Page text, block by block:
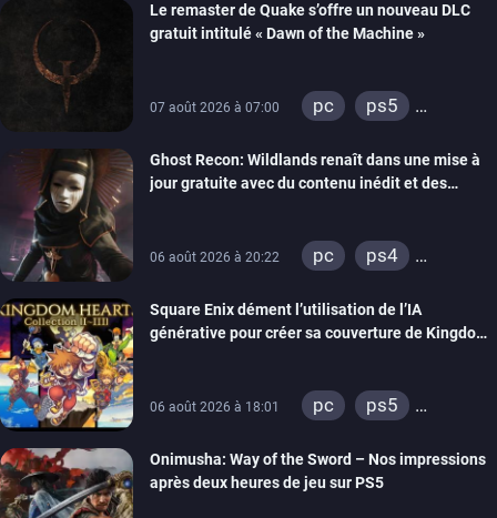
Le remaster de Quake s’offre un nouveau DLC
gratuit intitulé « Dawn of the Machine »
07 août 2026 à 07:00 pc
ps5
switch
ps4
xbox one
Ghost Recon: Wildlands renaît dans une mise à
jour gratuite avec du contenu inédit et des
06 août 2026 à 20:22 pc
ps4
Square Enix dément l’utilisation de l’IA
générative pour créer sa couverture de Kingdom
06 août 2026 à 18:01 pc
ps5
switch 2
Onimusha: Way of the Sword – Nos impressions
après deux heures de jeu sur PS5